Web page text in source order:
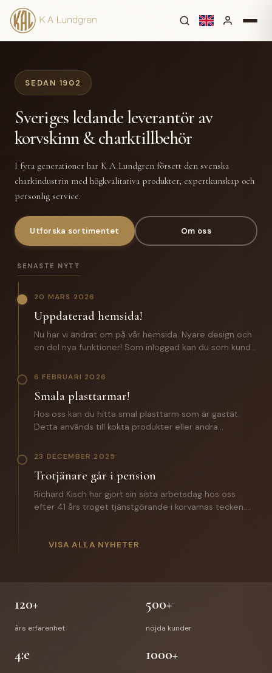
SEDAN 1902
Sveriges ledande leverantör av
korvskinn & charktillbehör
I fyra generationer har K A Lundgren försett den svenska
charkindustrin med högkvalitativa produkter, expertkunskap och
personlig service.
Utforska sortimentet Om oss
SENASTE NYTT
20 MARS 2026
Uppdaterad hemsida!
Nu har vi ändrat om på vår hemsida. Nyare design och
en del nya funktioner! Som inloggad kan du som kund
Certifikat och specifikationer. - Orderhistorik med alla
certifikat och produktspecifikationer. Saknar du
inloggningsuppgifter? Hör av dig till oss!
6 FEBRUARI 2026
Smala plasttarmar!
Hos oss kan du hitta smal plasttarm som är gastät.
Detta används till kokta produkter eller andra
slutprodukten. Till ett vegosortiment är denna ett
information.
23 DECEMBER 2025
Trotjänare går i pension
Richard Kisch har gjort sin sista arbetsdag hos oss
efter 41 års troget tjänstgörande i korvarnas tecken.
gick Anette Hellman i pension efter 12 år hos oss.
väntar Richard & Anette och vi önskar de all lycka till
VISA ALLA NYHETER
120+
års erfarenhet
500+
nöjda kunder
4:e 1000+